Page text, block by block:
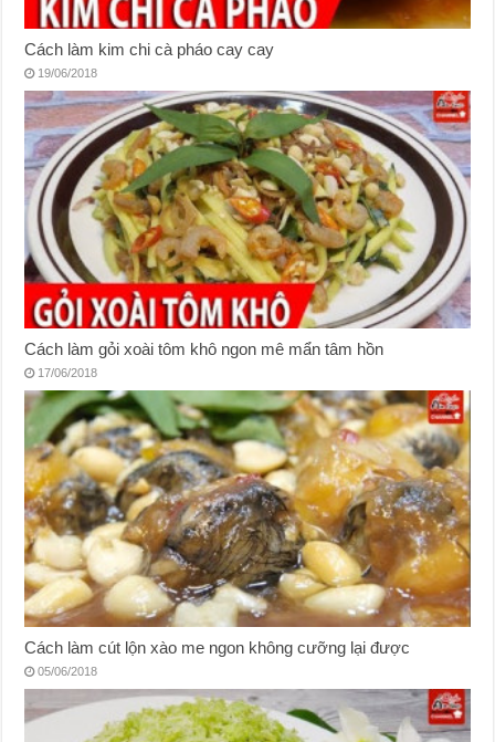
Cách làm kim chi cà pháo cay cay
19/06/2018
Cách làm gỏi xoài tôm khô ngon mê mẩn tâm hồn
17/06/2018
Cách làm cút lộn xào me ngon không cưỡng lại được
05/06/2018